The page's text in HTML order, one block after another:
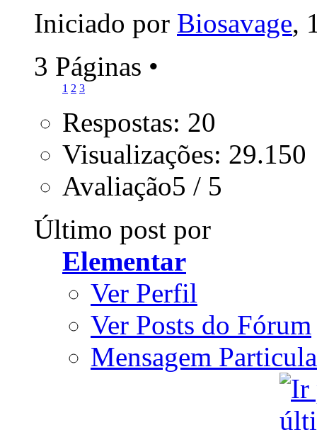
Iniciado por Biosavage,
3 Páginas •
1 2 3
Respostas: 20
Visualizações: 29.150
Avaliação5 / 5
Último post por
Elementar
Ver Perfil
Ver Posts do Fórum
Mensagem